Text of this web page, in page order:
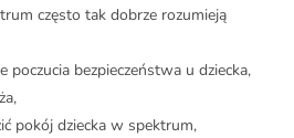
często tak dobrze rozumieją
bezpieczeństwa u dziecka,
pokój dziecka w spektrum,